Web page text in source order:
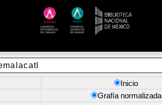
Inicio
Grafía normalizada